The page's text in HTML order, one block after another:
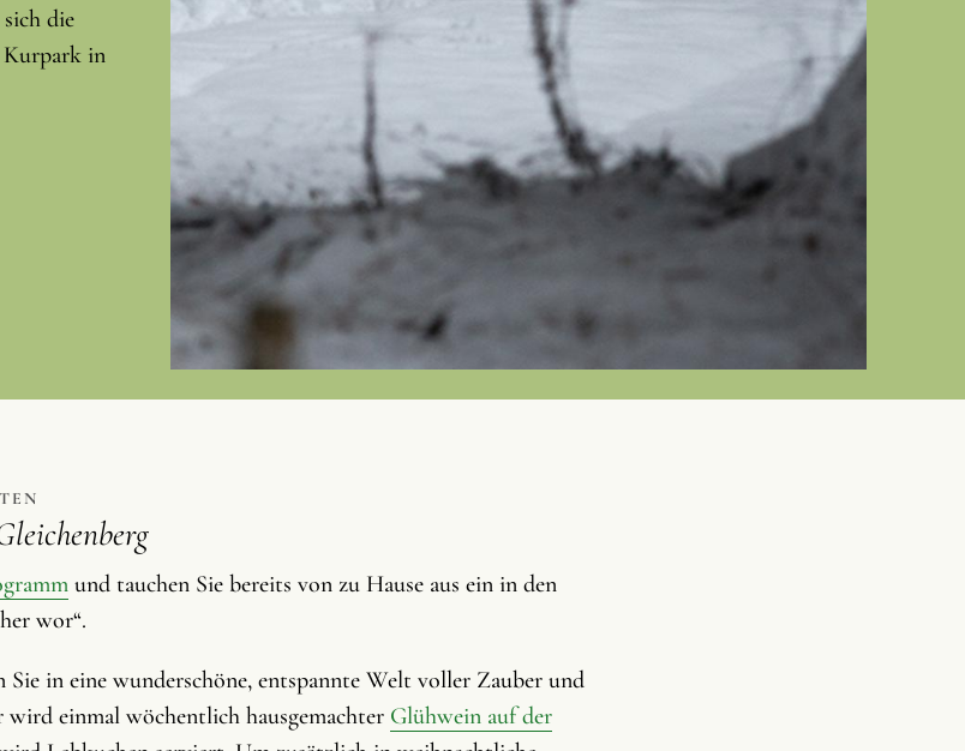
die
Kurpark in
und tauchen Sie bereits von zu Hause aus ein in den
wor“.
in eine wunderschöne, entspannte Welt voller Zauber und
wird einmal wöchentlich hausgemachter Glühwein auf der